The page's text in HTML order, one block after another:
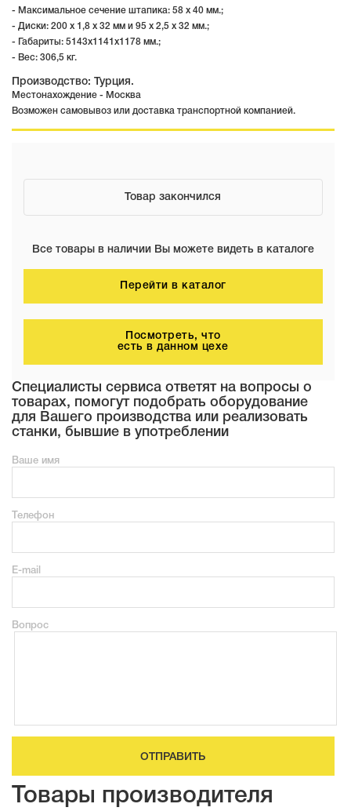
- Максимальное сечение штапика: 58 x 40 мм.;
- Диски: 200 x 1,8 x 32 мм и 95 x 2,5 x 32 мм.;
- Габариты: 5143х1141х1178 мм.;
- Вес: 306,5 кг.
Производство: Турция.
Местонахождение - Москва
Возможен самовывоз или доставка транспортной компанией.
Товар закончился
Все товары в наличии Вы можете видеть в каталоге
Перейти в каталог
Посмотреть, что
есть в данном цехе
Специалисты сервиса ответят на вопросы о
товарах, помогут подобрать оборудование
для Вашего производства или реализовать
станки, бывшие в употреблении
Ваше имя
Телефон
E-mail
Вопрос
ОТПРАВИТЬ
Товары производителя